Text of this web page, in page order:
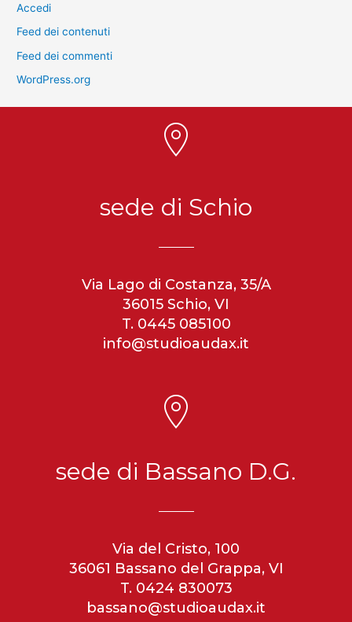
Accedi
Feed dei contenuti
Feed dei commenti
WordPress.org
sede di Schio
Via Lago di Costanza, 35/A
36015 Schio, VI
T. 0445 085100
info@studioaudax.it
sede di Bassano D.G.
Via del Cristo, 100
36061 Bassano del Grappa, VI
T. 0424 830073
bassano@studioaudax.it